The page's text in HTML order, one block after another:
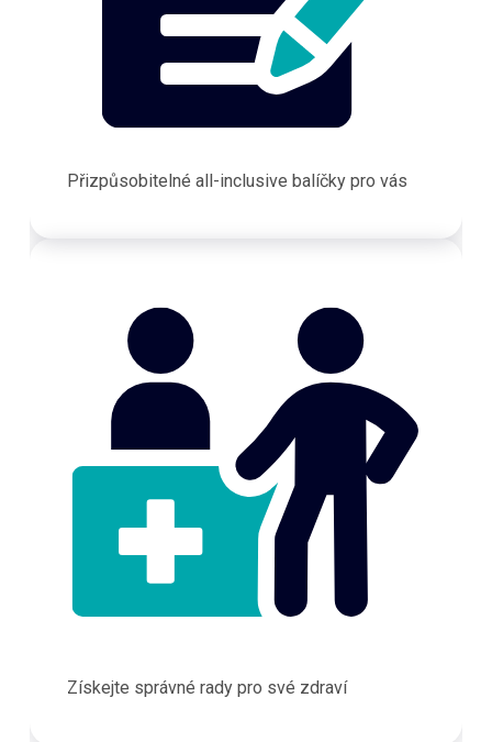
Přizpůsobitelné all-inclusive balíčky pro vás
Získejte správné rady pro své zdraví